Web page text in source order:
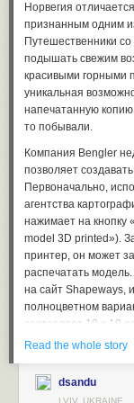
мире агентств
АНБ США.
А во-вторых, в том
Scientist, один из
популярных
или, можно, сказать
Лейнстера (Tom
И суть этого
один в один
Лисистраты –
(дамы) и ее
(мужиками).
Иначе говоря, в
предложений
воздействия – «не
говорится там
Американское
британская Штаб-
степени, насколько
Сюда входят
вместе с чашками
все необходимое
церемонии.
Ну а если вы хотите
творчестве, в
октября в
откроет выставку
Норвегия
признанным одним
Путешественники
подышать свежим
красивыми горными
уникальная
напечатанную копию
то побывали.
Компания Bengler
позволяет
Первоначально,
агентства
нажимает на кнопку
model 3D printed»).
принтер, он может
распечатать
на сайт Shapeways,
полноцветном
составляет 10 х 10
Read the whole story
dsandu
LVIV, UKRAINE